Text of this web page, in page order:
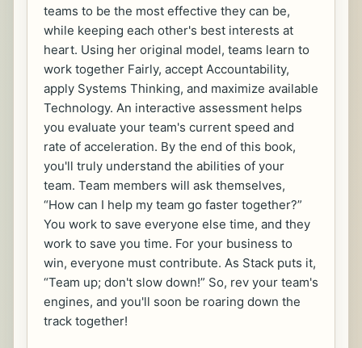
teams to be the most effective they can be,
while keeping each other's best interests at
heart. Using her original model, teams learn to
work together Fairly, accept Accountability,
apply Systems Thinking, and maximize available
Technology. An interactive assessment helps
you evaluate your team's current speed and
rate of acceleration. By the end of this book,
you'll truly understand the abilities of your
team. Team members will ask themselves,
“How can I help my team go faster together?”
You work to save everyone else time, and they
work to save you time. For your business to
win, everyone must contribute. As Stack puts it,
“Team up; don't slow down!” So, rev your team's
engines, and you'll soon be roaring down the
track together!